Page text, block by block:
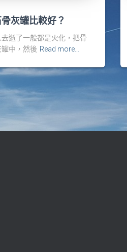
灰罐比較好？
逝了一般都是火化，把骨
中，然後 Read more…